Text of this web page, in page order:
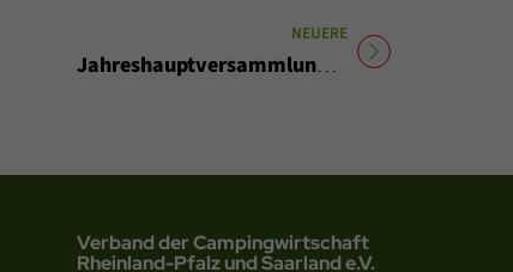
NEUERE
Titel für Beitrag
Jahreshauptversammlung 2025
Verband der Campingwirtschaft
Rheinland-Pfalz und Saarland e.V.